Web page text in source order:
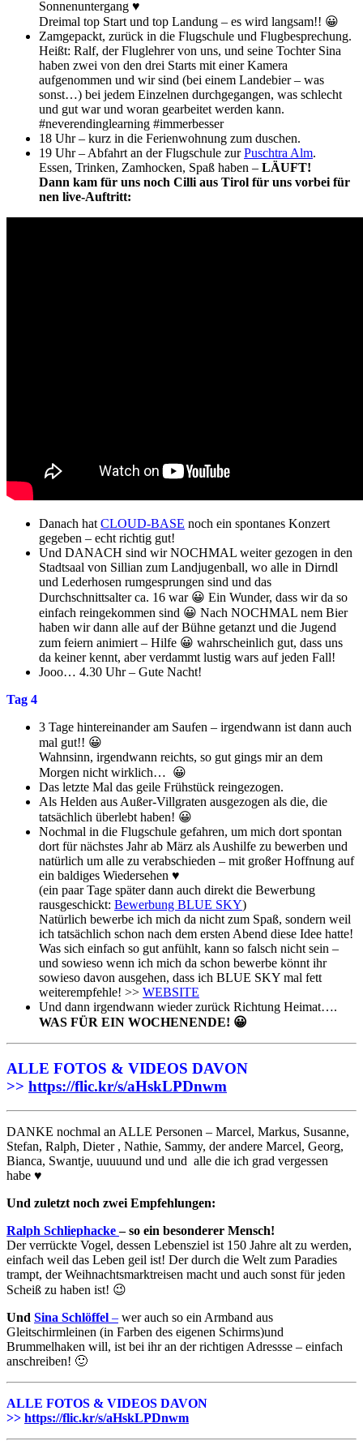
Sonnenuntergang ♥
Dreimal top Start und top Landung – es wird langsam!! 😀
Zamgepackt, zurück in die Flugschule und Flugbesprechung.
Heißt: Ralf, der Fluglehrer von uns, und seine Tochter Sina
haben zwei von den drei Starts mit einer Kamera
aufgenommen und wir sind (bei einem Landebier – was
sonst…) bei jedem Einzelnen durchgegangen, was schlecht
und gut war und woran gearbeitet werden kann.
#neverendinglearning #immerbesser
18 Uhr – kurz in die Ferienwohnung zum duschen.
19 Uhr – Abfahrt an der Flugschule zurPuschtra Alm.
Essen, Trinken, Zamhocken, Spaß haben – LÄUFT!
Dann kam für uns noch Cilli aus Tirol für uns vorbei für
nen live-Auftritt:
Danach hat CLOUD-BASE noch ein spontanes Konzert
gegeben – echt richtig gut!
Und DANACH sind wir NOCHMAL weiter gezogen in den
Stadtsaal von Sillian zum Landjugenball, wo alle in Dirndl
und Lederhosen rumgesprungen sind und das
Durchschnittsalter ca. 16 war 😀 Ein Wunder, dass wir da so
einfach reingekommen sind 😀 Nach NOCHMAL nem Bier
haben wir dann alle auf der Bühne getanzt und die Jugend
zum feiern animiert – Hilfe 😀 wahrscheinlich gut, dass uns
da keiner kennt, aber verdammt lustig wars auf jeden Fall!
Jooo… 4.30 Uhr – Gute Nacht!
Tag 4
3 Tage hintereinander am Saufen – irgendwann ist dann auch
mal gut!! 😀
Wahnsinn, irgendwann reichts, so gut gings mir an dem
Morgen nicht wirklich… 😀
Das letzte Mal das geile Frühstück reingezogen.
Als Helden aus Außer-Villgraten ausgezogen als die, die
tatsächlich überlebt haben! 😀
Nochmal in die Flugschule gefahren, um mich dort spontan
dort für nächstes Jahr ab März als Aushilfe zu bewerben und
natürlich um alle zu verabschieden – mit großer Hoffnung auf
ein baldiges Wiedersehen ♥
(ein paar Tage später dann auch direkt die Bewerbung
rausgeschickt: Bewerbung BLUE SKY)
Natürlich bewerbe ich mich da nicht zum Spaß, sondern weil
ich tatsächlich schon nach dem ersten Abend diese Idee hatte!
Was sich einfach so gut anfühlt, kann so falsch nicht sein –
und sowieso wenn ich mich da schon bewerbe könnt ihr
sowieso davon ausgehen, dass ich BLUE SKY mal fett
weiterempfehle! >> WEBSITE
Und dann irgendwann wieder zurück Richtung Heimat….
WAS FÜR EIN WOCHENENDE! 😀
ALLE FOTOS & VIDEOS DAVON
>> https://flic.kr/s/aHskLPDnwm
DANKE nochmal an ALLE Personen – Marcel, Markus, Susanne,
Stefan, Ralph, Dieter , Nathie, Sammy, der andere Marcel, Georg,
Bianca, Swantje, uuuuund und und alle die ich grad vergessen
habe ♥
Und zuletzt noch zwei Empfehlungen:
Ralph Schliephacke– so ein besonderer Mensch!
Der verrückte Vogel, dessen Lebensziel ist 150 Jahre alt zu werden,
einfach weil das Leben geil ist! Der durch die Welt zum Paradies
trampt, der Weihnachtsmarktreisen macht und auch sonst für jeden
Scheiß zu haben ist! 😉
Und Sina Schlöffel – wer auch so ein Armband aus
Gleitschirmleinen (in Farben des eigenen Schirms)und
Brummelhaken will, ist bei ihr an der richtigen Adressse – einfach
anschreiben! 🙂
ALLE FOTOS & VIDEOS DAVON
>> https://flic.kr/s/aHskLPDnwm